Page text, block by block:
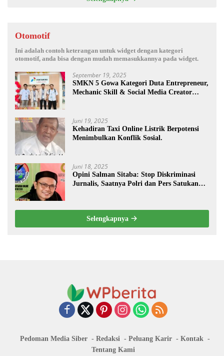
Otomotif
Ini adalah contoh keterangan untuk widget dengan kategori
otomotif, anda bisa dengan mudah memasukkannya pada widget.
September 19, 2025
SMKN 5 Gowa Kategori Duta Entrepreneur,
Mechanic Skill & Social Media Creator
Juni 19, 2025
Kehadiran Taxi Online Listrik Berpotensi
Menimbulkan Konflik Sosial.
Juni 18, 2025
Opini Salman Sitaba: Stop Diskriminasi
Jurnalis, Saatnya Polri dan Pers Satukan
Selengkapnya
Pedoman Media Siber Redaksi Peluang Karir
Kontak
Tentang Kami